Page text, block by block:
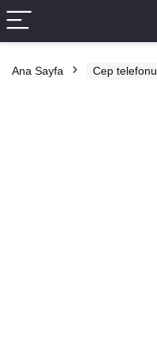
Ana Sayfa Cep telefonu